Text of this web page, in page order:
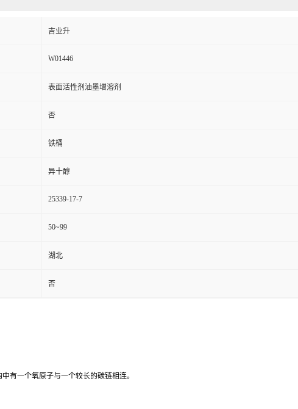
吉业升
W01446
表面活性剂油墨增溶剂
否
铁桶
异十醇
25339-17-7
50~99
湖北
否
有一个氧原子与一个较长的碳链相连。